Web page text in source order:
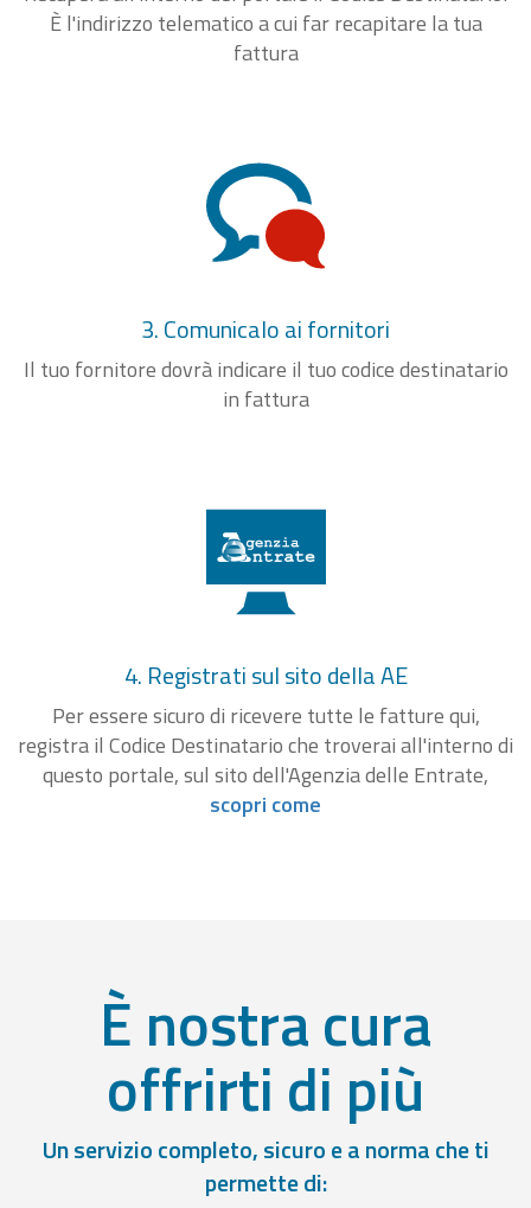
È l'indirizzo telematico a cui far recapitare la tua
fattura
3. Comunicalo ai fornitori
Il tuo fornitore dovrà indicare il tuo codice destinatario
in fattura
4. Registrati sul sito della AE
Per essere sicuro di ricevere tutte le fatture qui,
registra il Codice Destinatario che troverai all'interno di
questo portale, sul sito dell'Agenzia delle Entrate,
scopri come
È nostra cura
offrirti di più
Un servizio completo, sicuro e a norma che ti
permette di: